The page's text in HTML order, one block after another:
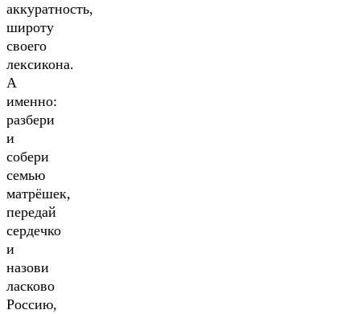
аккуратность,
широту
своего
лексикона.
А
именно:
разбери
и
собери
семью
матрёшек,
передай
сердечко
и
назови
ласково
Россию,